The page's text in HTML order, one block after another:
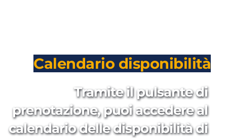
Calendario disponibilità
Tramite il pulsante di
prenotazione, puoi accedere al
calendario delle disponibilità di